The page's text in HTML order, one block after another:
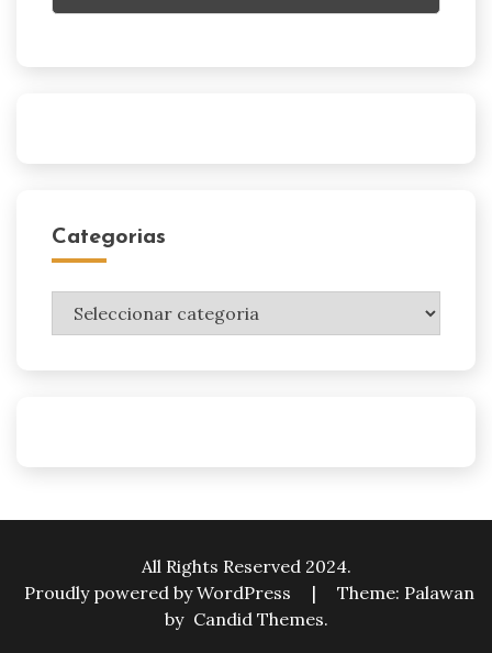
Categorias
Categorias
All Rights Reserved 2024.
Proudly powered by WordPress
|
Theme: Palawan
by Candid Themes.